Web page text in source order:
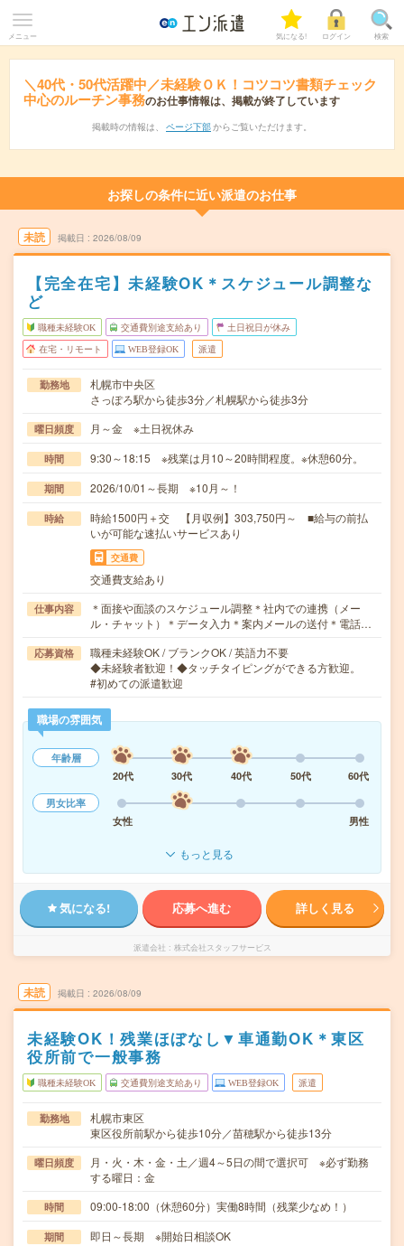
メニュー 気になる! ログイン 検索
＼40代・50代活躍中／未経験ＯＫ！コツコツ書類チェック
中心のルーチン事務のお仕事情報は、掲載が終了しています
掲載時の情報は、 ページ下部 からご覧いただけます。
お探しの条件に近い派遣のお仕事
未読 掲載日 2026/08/09
【完全在宅】未経験OK＊スケジュール調整な
ど
職種未経験OK 交通費別途支給あり 土日祝日が休み
在宅・リモート WEB登録OK 派遣
勤務地
札幌市中央区
さっぽろ駅から徒歩3分／札幌駅から徒歩3分
曜日頻度 月～金 ※土日祝休み
時間 9:30～18:15 ※残業は月10～20時間程度。※休憩60分。
期間 2026/10/01～長期 ※10月～！
時給
時給1500円＋交 【月収例】303,750円～ ■給与の前払
いが可能な速払いサービスあり
交通費
交通費支給あり
仕事内容
＊面接や面談のスケジュール調整＊社内での連携（メー
ル・チャット）＊データ入力＊案内メールの送付＊電話…
応募資格
職種未経験OK / ブランクOK / 英語力不要
◆未経験者歓迎！◆タッチタイピングができる方歓迎。
#初めての派遣歓迎
職場の雰囲気
年齢層
20代
30代 40代 50代
60代
男女比率
女性
男性
もっと見る
気になる! 応募へ進む 詳しく見る
派遣会社 株式会社スタッフサービス
未読 掲載日 2026/08/09
未経験OK！残業ほぼなし▼車通勤OK＊東区
役所前で一般事務
職種未経験OK 交通費別途支給あり WEB登録OK 派遣
勤務地
札幌市東区
東区役所前駅から徒歩10分／苗穂駅から徒歩13分
曜日頻度
月・火・木・金・土／週4～5日の間で選択可 ※必ず勤務
する曜日：金
時間 09:00-18:00（休憩60分）実働8時間（残業少なめ！）
期間 即日～長期 ※開始日相談OK